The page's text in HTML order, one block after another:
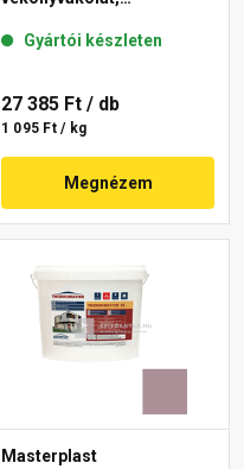
49-E 25 kg
Gyártói készleten
27 385 Ft / db
1 095 Ft / kg
Megnézem
Masterplast